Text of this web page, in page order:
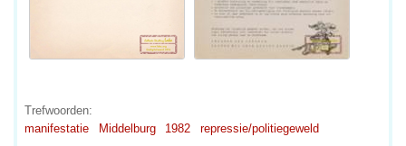
Trefwoorden:
manifestatie
Middelburg 1982 repressie/politiegeweld